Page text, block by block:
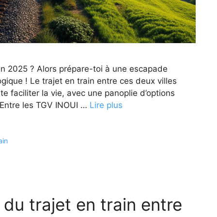
2025 ? Alors prépare-toi à une escapade
! Le trajet en train entre ces deux villes
faciliter la vie, avec une panoplie d’options
les TGV INOUI … Lire plus
trajet en train entre